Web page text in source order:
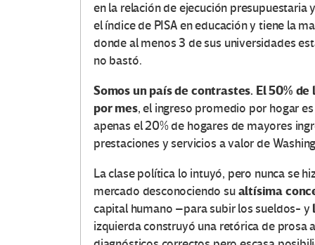
en la relación de ejecución presupuestaria
el índice de PISA en educación y tiene la
donde al menos 3 de sus universidades
no bastó.
Somos un país de contrastes. El 50%
por mes, el ingreso promedio por hogar
apenas el 20% de hogares de mayores
prestaciones y servicios a valor de
La clase política lo intuyó, pero nunca se
mercado desconociendo sualtísima
capital humano –para subir los sueldos- y
izquierda construyó una retórica de prosa